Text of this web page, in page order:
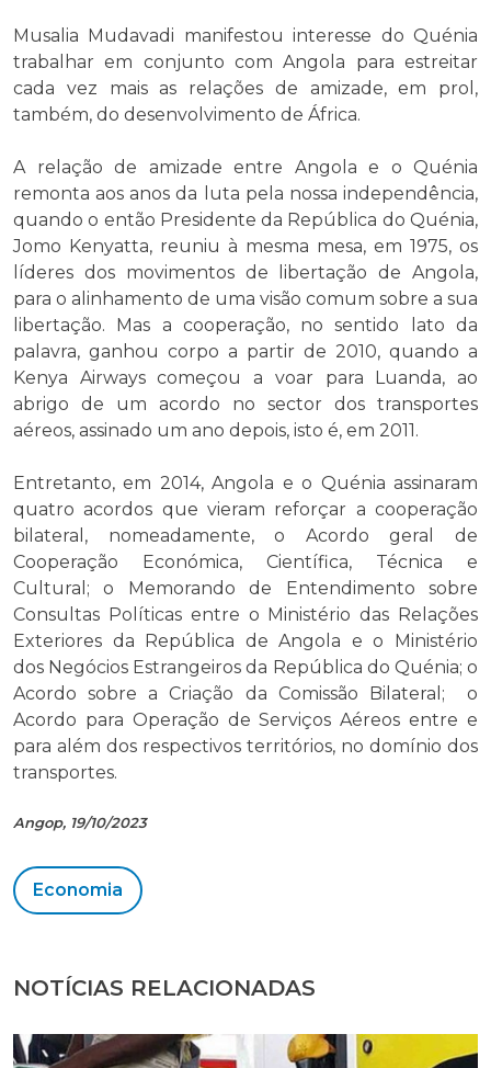
Musalia Mudavadi manifestou interesse do Quénia
trabalhar em conjunto com Angola para estreitar
cada vez mais as relações de amizade, em prol,
também, do desenvolvimento de África.
A relação de amizade entre Angola e o Quénia
remonta aos anos da luta pela nossa independência,
quando o então Presidente da República do Quénia,
Jomo Kenyatta, reuniu à mesma mesa, em 1975, os
líderes dos movimentos de libertação de Angola,
para o alinhamento de uma visão comum sobre a sua
libertação. Mas a cooperação, no sentido lato da
palavra, ganhou corpo a partir de 2010, quando a
Kenya Airways começou a voar para Luanda, ao
abrigo de um acordo no sector dos transportes
aéreos, assinado um ano depois, isto é, em 2011.
Entretanto, em 2014, Angola e o Quénia assinaram
quatro acordos que vieram reforçar a cooperação
bilateral, nomeadamente, o Acordo geral de
Cooperação Económica, Científica, Técnica e
Cultural; o Memorando de Entendimento sobre
Consultas Políticas entre o Ministério das Relações
Exteriores da República de Angola e o Ministério
dos Negócios Estrangeiros da República do Quénia; o
Acordo sobre a Criação da Comissão Bilateral; o
Acordo para Operação de Serviços Aéreos entre e
para além dos respectivos territórios, no domínio dos
transportes.
Angop, 19/10/2023
Economia
NOTÍCIAS RELACIONADAS